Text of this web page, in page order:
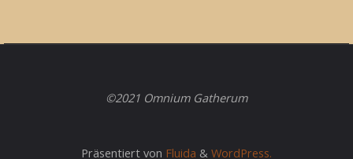
©2021 Omnium Gatherum
Präsentiert von Fluida & WordPress.